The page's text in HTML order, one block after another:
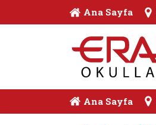
Ana Sayfa
Ana Sayfa